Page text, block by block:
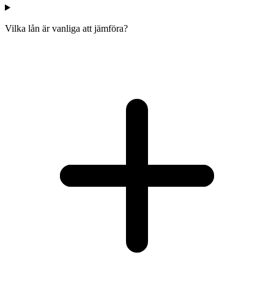
Vilka lån är vanliga att jämföra?